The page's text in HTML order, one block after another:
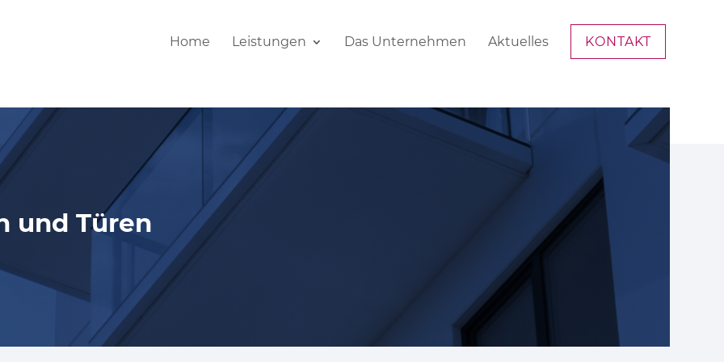
Home Leistungen Das Unternehmen Aktuelles KONTAKT
und Türen